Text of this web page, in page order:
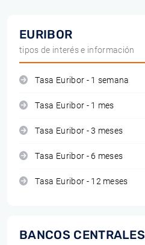
EURIBOR
tipos de interés e información
Tasa Euribor - 1 semana
Tasa Euribor - 1 mes
Tasa Euribor - 3 meses
Tasa Euribor - 6 meses
Tasa Euribor - 12 meses
BANCOS CENTRALES